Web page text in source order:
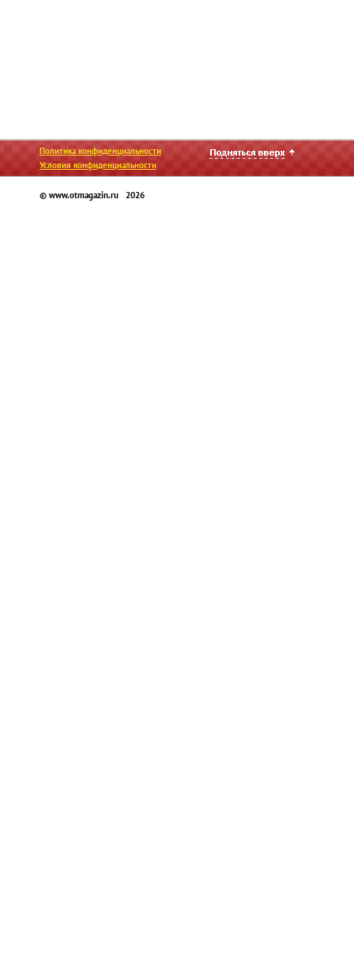
Политика конфиденциальности
Условия конфиденциальности
© www.otmagazin.ru 2026